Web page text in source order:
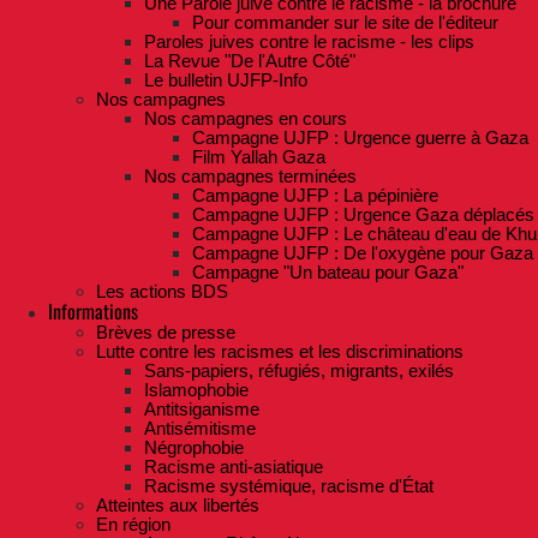
Pour commander sur le site de l'éditeur
Paroles juives contre le racisme - les clips
La Revue "De l'Autre Côté"
Le bulletin UJFP-Info
Nos campagnes
Nos campagnes en cours
Campagne UJFP : Urgence guerre à Gaza
Film Yallah Gaza
Nos campagnes terminées
Campagne UJFP : La pépinière
Campagne UJFP : Urgence Gaza déplacés
Campagne UJFP : Le château d'eau de
Campagne UJFP : De l'oxygène pour Gaza
Campagne "Un bateau pour Gaza"
Les actions BDS
Informations
Brèves de presse
Lutte contre les racismes et les discriminations
Sans-papiers, réfugiés, migrants, exilés
Islamophobie
Antitsiganisme
Antisémitisme
Négrophobie
Racisme anti-asiatique
Racisme systémique, racisme d'État
Atteintes aux libertés
En région